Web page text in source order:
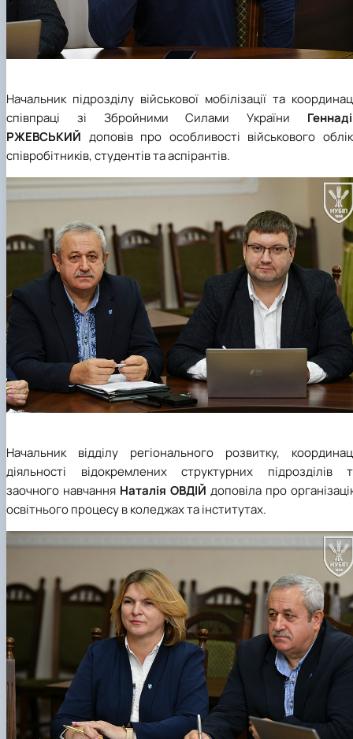
Начальник підрозділу військової мобілізації та
співпраці зі Збройними Силами України
РЖЕВСЬКИЙ доповів про особливості військового
співробітників, студентів та аспірантів.
Начальник відділу регіонального розвитку,
діяльності відокремлених структурних підрозділів
заочного навчання Наталія ОВДІЙ доповіла про
освітнього процесу в коледжах та інститутах.